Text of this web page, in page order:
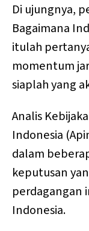
Di ujungnya,
Bagaimana
itulah
momentum
siaplah yang
Analis
Indonesia
dalam
keputusan
perdagangan
Indonesia.